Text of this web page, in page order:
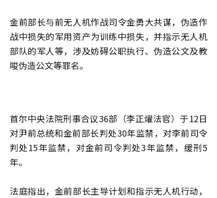
金前部长与前无人机作战司令金勇大共谋，伪造作
战中损失的军用资产为训练中损失，并指示无人机
部队的军人等，涉及妨碍公职执行、伪造公文及教
唆伪造公文等罪名。
首尔中央法院刑事合议36部（李正燿法官）于12日
对尹前总统和金前部长判处30年监禁，对李前司令
判处15年监禁，对金前司令判处3年监禁，缓刑5
年。
法庭指出，金前部长主导计划和指示无人机行动，